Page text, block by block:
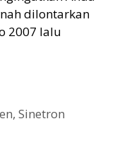
dilontarkan
2007 lalu
,Sinetron